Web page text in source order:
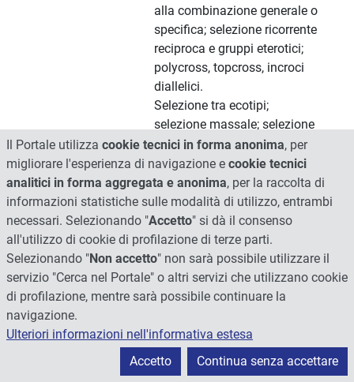
alla combinazione generale o
specifica; selezione ricorrente
reciproca e gruppi eterotici;
polycross, topcross, incroci
diallelici.
Selezione tra ecotipi;
selezione massale; selezione
ricorrente semplice; selezione
fenotipica; costituzioni di
varietà sintetiche; ibridi a
quattro vie, tre vie, due vie
modificati; uso della
mschiosterilità nella
produzione di ibridi; reincrocio
per il trasferimento di un allele
dominante o di un allele
La genetica avanzata e
l'agricoltura: OGM e editing
Il Portale utilizza cookie tecnici in forma anonima, per
migliorare l'esperienza di navigazione e cookie tecnici
analitici in forma aggregata e anonima, per la raccolta di
informazioni statistiche sulle modalità di utilizzo, entrambi
necessari. Selezionando "Accetto" si dà il consenso
all'utilizzo di cookie di profilazione di terze parti.
Selezionando "Non accetto" non sarà possibile utilizzare il
servizio "Cerca nel Portale" o altri servizi che utilizzano cookie
di profilazione, mentre sarà possibile continuare la
navigazione.
Ulteriori informazioni nell'informativa estesa
Accetto
Continua senza accettare